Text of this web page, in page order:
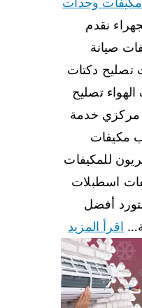
نقدم
صيانة
تصليح دكتات
تصليح
مركزي خدمة
مكيفات
للمكيفات
اسطبلات
أفضل
اقرأ المزيد